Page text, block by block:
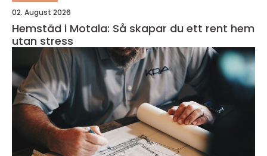
02. August 2026
Hemstäd i Motala: Så skapar du ett rent hem
utan stress